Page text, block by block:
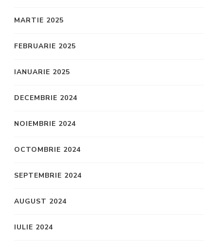
MARTIE 2025
FEBRUARIE 2025
IANUARIE 2025
DECEMBRIE 2024
NOIEMBRIE 2024
OCTOMBRIE 2024
SEPTEMBRIE 2024
AUGUST 2024
IULIE 2024